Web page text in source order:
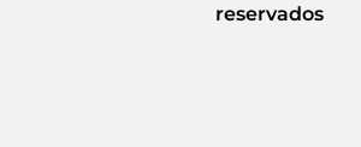
reservados